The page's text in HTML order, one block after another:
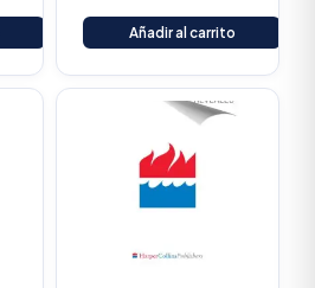
Añadir al carrito
Current